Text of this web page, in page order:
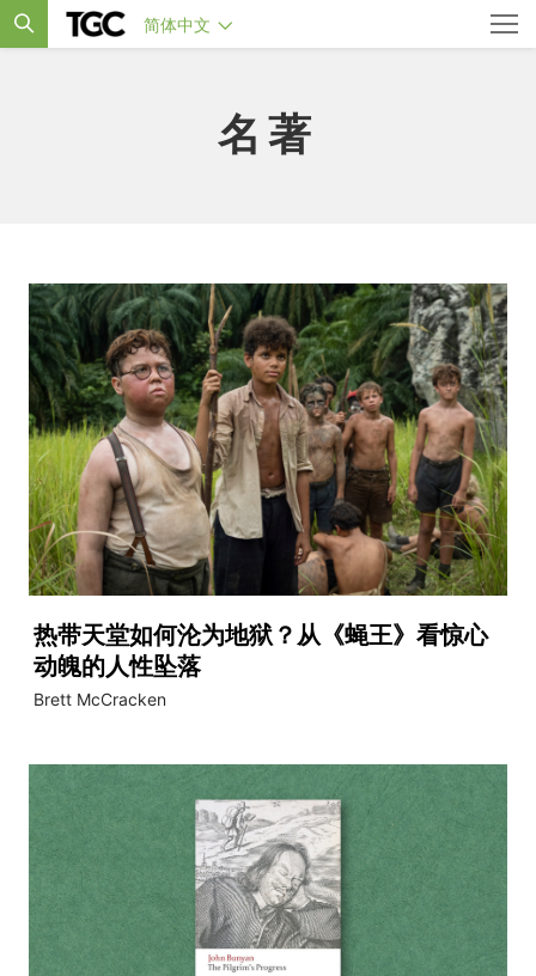
简体中文
名著
热带天堂如何沦为地狱？从《蝇王》看惊心
动魄的人性坠落
Brett McCracken